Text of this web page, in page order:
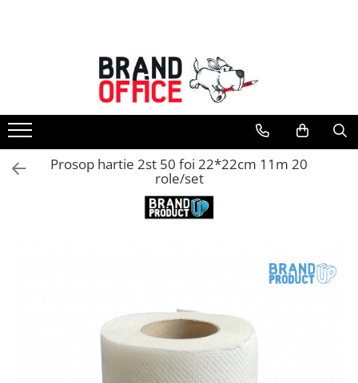
Unitate Protejata - PRODUCTIE
Hartie copiator si produse
tipografice
Produse consumabile din hartie
Detergenti si dezinfectanti
Saci menajeri (Unitate Protejata)
Birotica si papetarie
Hartie si articole din hartie
Bibliorafturi, caiete mecanice,
Prosop hartie 2st 50 foi 22*22cm 11m 20
role/set